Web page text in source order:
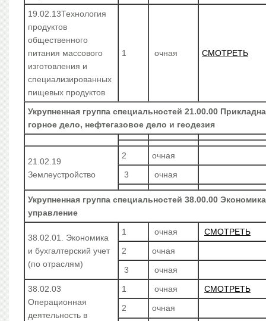
19.02.13Технология
продуктов
общественного
питания массового
изготовления и
специализированных
пищевых продуктов
1 очная СМОТРЕТЬ
Укрупненная группа специальностей 21.00.00
горное дело, нефтегазовое дело и геодезия
21.02.19
Землеустройство
2
очная
3
очная
Укрупненная группа специальностей 38.00.00
управление
38.02.01. Экономика
и бухгалтерский учет
(по отраслям)
1 очная
СМОТРЕТЬ
2
очная
3
очная
38.02.03
Операционная
деятельность в
1 очная
СМОТРЕТЬ
2
очная